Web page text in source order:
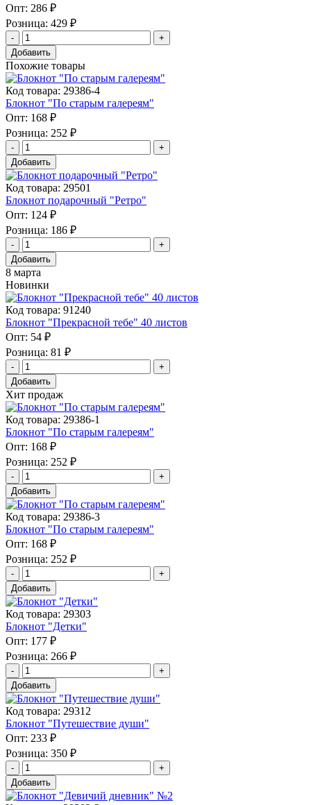
Опт: 286 ₽
Розница: 429 ₽
Добавить
Похожие товары
Код товара: 29386-4
Блокнот "По старым галереям"
Опт: 168 ₽
Розница: 252 ₽
Добавить
Код товара: 29501
Блокнот подарочный "Ретро"
Опт: 124 ₽
Розница: 186 ₽
Добавить
8 марта
Новинки
Код товара: 91240
Блокнот "Прекрасной тебе" 40 листов
Опт: 54 ₽
Розница: 81 ₽
Добавить
Хит продаж
Код товара: 29386-1
Блокнот "По старым галереям"
Опт: 168 ₽
Розница: 252 ₽
Добавить
Код товара: 29386-3
Блокнот "По старым галереям"
Опт: 168 ₽
Розница: 252 ₽
Добавить
Код товара: 29303
Блокнот "Детки"
Опт: 177 ₽
Розница: 266 ₽
Добавить
Код товара: 29312
Блокнот "Путешествие души"
Опт: 233 ₽
Розница: 350 ₽
Добавить